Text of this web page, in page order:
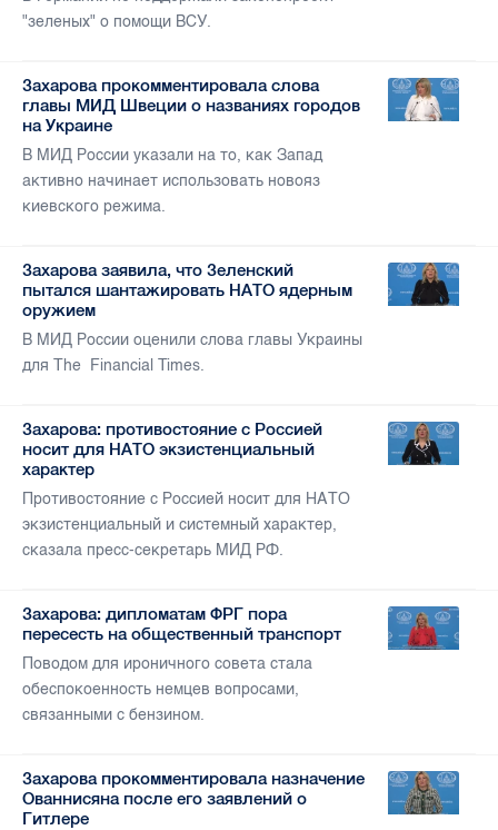
"зеленых" о помощи ВСУ.
Захарова прокомментировала слова
главы МИД Швеции о названиях городов
на Украине
В МИД России указали на то, как Запад
активно начинает использовать новояз
киевского режима.
Захарова заявила, что Зеленский
пытался шантажировать НАТО ядерным
оружием
В МИД России оценили слова главы Украины
для The Financial Times.
Захарова: противостояние с Россией
носит для НАТО экзистенциальный
характер
Противостояние с Россией носит для НАТО
экзистенциальный и системный характер,
сказала пресс-секретарь МИД РФ.
Захарова: дипломатам ФРГ пора
пересесть на общественный транспорт
Поводом для ироничного совета стала
обеспокоенность немцев вопросами,
связанными с бензином.
Захарова прокомментировала назначение
Ованнисяна после его заявлений о
Гитлере